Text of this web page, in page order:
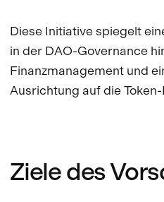
Diese Initiative spiegelt
in der DAO-Governance
Finanzmanagement und
Ausrichtung auf die
Ziele des